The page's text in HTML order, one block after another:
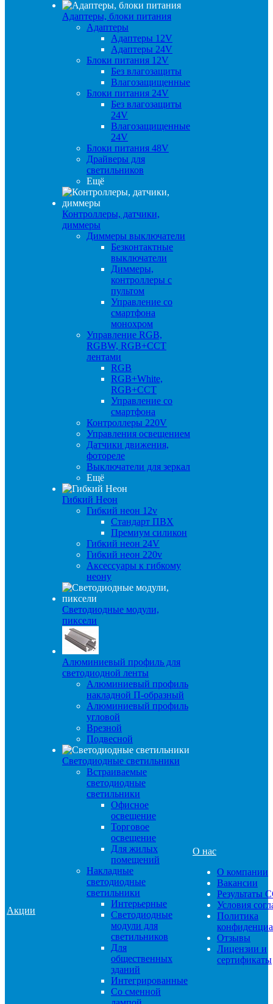
Акции
Адаптеры, блоки питания
Адаптеры
Адаптеры 12V
Адаптеры 24V
Блоки питания 12V
Без влагозащиты
Влагозащищенные
Блоки питания 24V
Без влагозащиты
24V
Влагозащищенные
24V
Блоки питания 48V
Драйверы для
светильников
Ещё
Контроллеры, датчики,
диммеры
Диммеры выключатели
Безконтактные
выключатели
Диммеры,
контроллеры с
пультом
Управление со
смартфона
монохром
Управление RGB,
RGBW, RGB+CCT
лентами
RGB
RGB+White,
RGB+CCT
Управление со
смартфона
Контроллеры 220V
Управления освещением
Датчики движения,
фотореле
Выключатели для зеркал
Ещё
Гибкий Неон
Гибкий неон 12v
Стандарт ПВХ
Премиум силикон
Гибкий неон 24V
Гибкий неон 220v
Аксессуары к гибкому
неону
Светодиодные модули,
пиксели
Алюминиевый профиль для
светодиодной ленты
Алюминиевый профиль
накладной П-образный
Алюминиевый профиль
угловой
Врезной
Подвесной
Светодиодные светильники
Встраиваемые
светодиодные
светильники
Офисное
освещение
Торговое
освещение
Для жилых
помещений
Накладные
светодиодные
светильники
Интерьерные
Светодиодные
модули для
светильников
Для
общественных
зданий
Интегрированные
Со сменной
О нас
О компании
Вакансии
Результаты
Условия
Политика
Отзывы
Лицензии и
сертификаты